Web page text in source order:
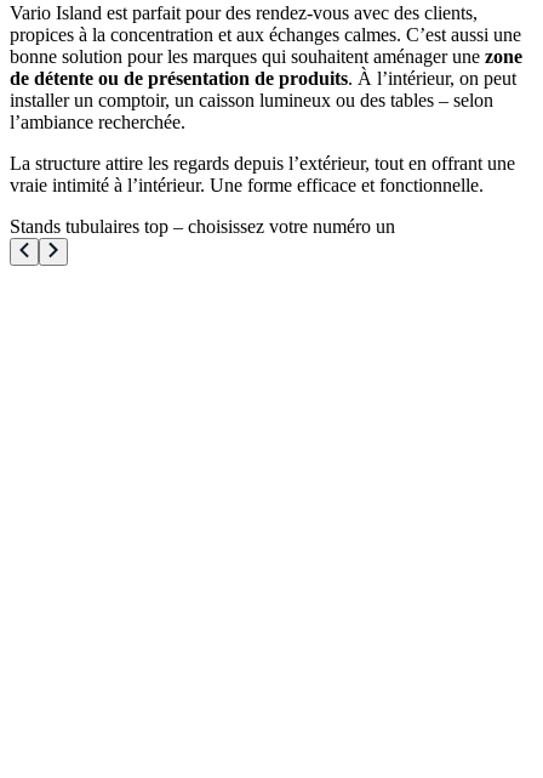
Vario Island est parfait pour des rendez-vous avec des clients,
propices à la concentration et aux échanges calmes. C’est aussi une
bonne solution pour les marques qui souhaitent aménager une zone
de détente ou de présentation de produits. À l’intérieur, on peut
installer un comptoir, un caisson lumineux ou des tables – selon
l’ambiance recherchée.
La structure attire les regards depuis l’extérieur, tout en offrant une
vraie intimité à l’intérieur. Une forme efficace et fonctionnelle.
Stands tubulaires top – choisissez votre numéro un